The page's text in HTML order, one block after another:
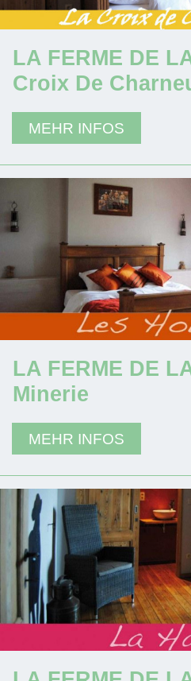
LA FERME DE
Croix De
MEHR INFOS
LA FERME DE
Minerie
MEHR INFOS